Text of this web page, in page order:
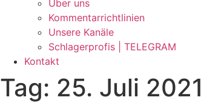
Über uns
Kommentarrichtlinien
Unsere Kanäle
Schlagerprofis | TELEGRAM
Kontakt
Tag: 25. Juli 2021